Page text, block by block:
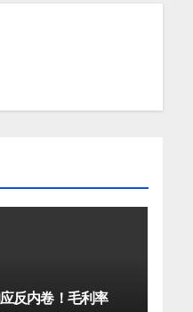
反内卷！毛利率